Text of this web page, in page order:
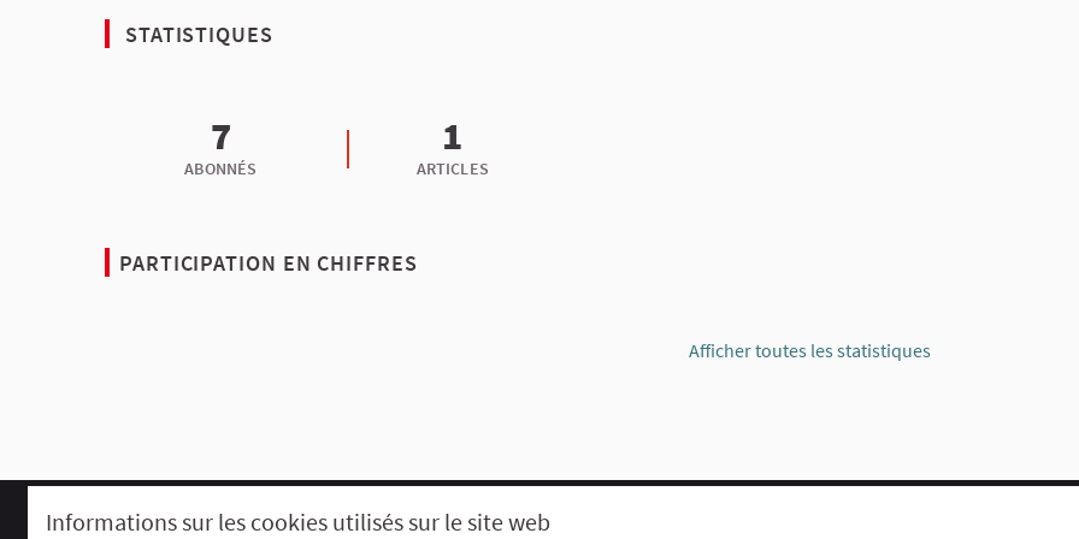
Informations sur les cookies utilisés sur le site web
STATISTIQUES
7
ABONNÉS
1
ARTICLES
PARTICIPATION EN CHIFFRES
Afficher toutes les statistiques
Comment participer ? Le R'Lab Mentions légales